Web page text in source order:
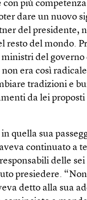
con più
dare un nuovo
del presidente,
resto del mondo.
del governo
era così
tradizioni e
da lei proposti
in quella sua
continuato a
delle
presiedere.
detto alla sua